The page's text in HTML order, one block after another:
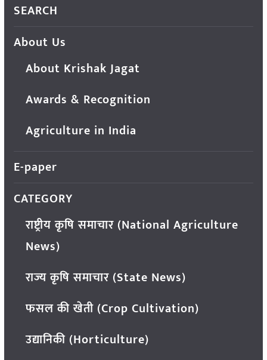
SEARCH
About Us
About Krishak Jagat
Awards & Recognition
Agriculture in India
E-paper
CATEGORY
राष्ट्रीय कृषि समाचार (National Agriculture
News)
राज्य कृषि समाचार (State News)
फसल की खेती (Crop Cultivation)
उद्यानिकी (Horticulture)